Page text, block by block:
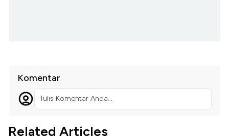
Komentar
Tulis Komentar Anda...
Related Articles